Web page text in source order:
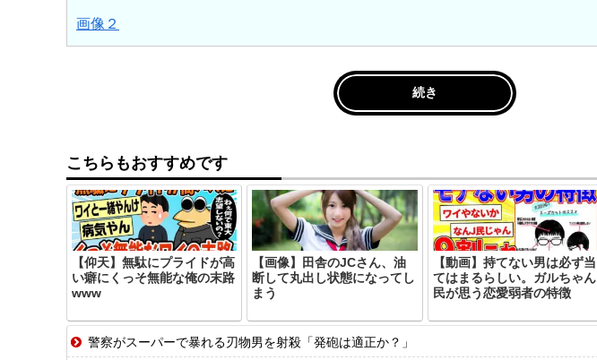
画像２
続き
こちらもおすすめです
【仰天】無駄にプライドが高
い癖にくっそ無能な俺の末路
www
【画像】田舎のJCさん、油
断して丸出し状態になってし
まう
【動画】持てない男は必ず当
てはまるらしい。ガルちゃん
民が思う恋愛弱者の特徴
警察がスーパーで暴れる刃物男を射殺「発砲は適正か？」